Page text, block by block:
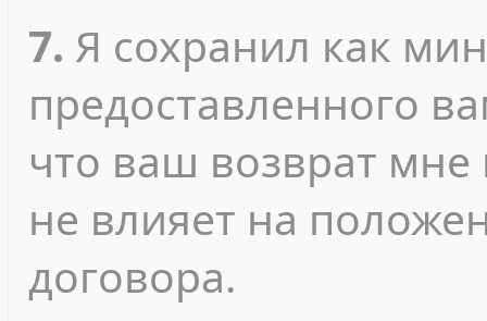
7. Я сохранил как
предоставленного
что ваш возврат
не влияет на
договора.